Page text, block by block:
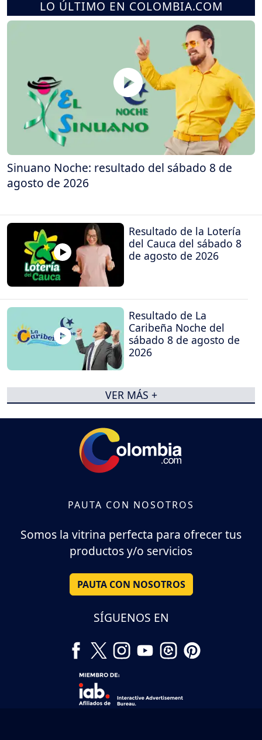
LO ÚLTIMO EN COLOMBIA.COM
Sinuano Noche: resultado del sábado 8 de
agosto de 2026
Resultado de la Lotería
del Cauca del sábado 8
de agosto de 2026
Resultado de La
Caribeña Noche del
sábado 8 de agosto de
2026
VER MÁS +
PAUTA CON NOSOTROS
Somos la vitrina perfecta para ofrecer tus
productos y/o servicios
PAUTA CON NOSOTROS
SÍGUENOS EN